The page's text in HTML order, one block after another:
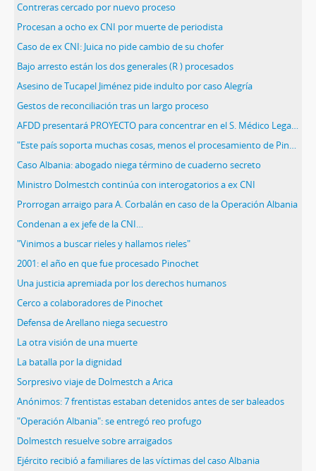
Contreras cercado por nuevo proceso
Procesan a ocho ex CNI por muerte de periodista
Caso de ex CNI: Juica no pide cambio de su chofer
Bajo arresto están los dos generales (R ) procesados
Asesino de Tucapel Jiménez pide indulto por caso Alegría
Gestos de reconciliación tras un largo proceso
AFDD presentará PROYECTO para concentrar en el S. Médico Legal la identificación de restos.
"Este país soporta muchas cosas, menos el procesamiento de Pinochet"
Caso Albania: abogado niega término de cuaderno secreto
Ministro Dolmestch continúa con interogatorios a ex CNI
Prorrogan arraigo para A. Corbalán en caso de la Operación Albania
Condenan a ex jefe de la CNI…
"Vinimos a buscar rieles y hallamos rieles"
2001: el año en que fue procesado Pinochet
Una justicia apremiada por los derechos humanos
Cerco a colaboradores de Pinochet
Defensa de Arellano niega secuestro
La otra visión de una muerte
La batalla por la dignidad
Sorpresivo viaje de Dolmestch a Arica
Anónimos: 7 frentistas estaban detenidos antes de ser baleados
"Operación Albania": se entregó reo profugo
Dolmestch resuelve sobre arraigados
Ejército recibió a familiares de las víctimas del caso Albania